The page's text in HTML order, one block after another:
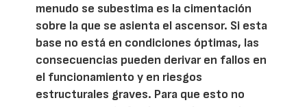
menudo se subestima es la cimentación
sobre la que se asienta el ascensor. Si esta
base no está en condiciones óptimas, las
consecuencias pueden derivar en fallos en
el funcionamiento y en riesgos
estructurales graves. Para que esto no